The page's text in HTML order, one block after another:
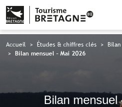
Accueil > Études & chiffres clés >
>
Bilan mensuel – Mai 2026
Bilan mensuel